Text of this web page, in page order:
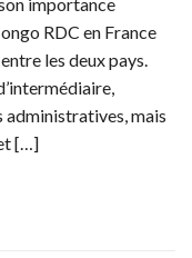
RDC en France
les deux pays.
administratives, mais
[…]